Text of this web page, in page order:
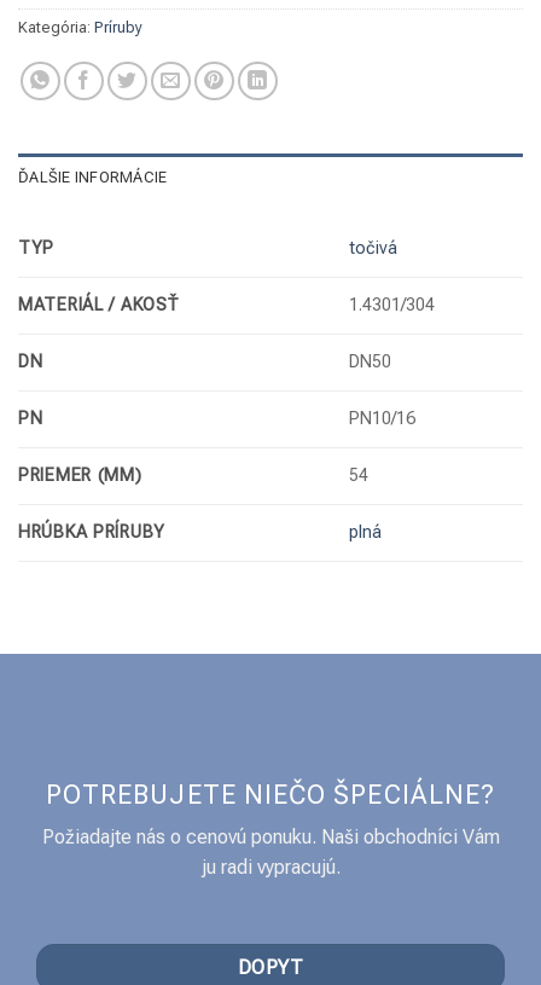
Kategória: Príruby
ĎALŠIE INFORMÁCIE
TYP točivá
MATERIÁL / AKOSŤ 1.4301/304
DN DN50
PN PN10/16
PRIEMER (MM) 54
HRÚBKA PRÍRUBY plná
POTREBUJETE NIEČO ŠPECIÁLNE?
Požiadajte nás o cenovú ponuku. Naši obchodníci Vám
ju radi vypracujú.
DOPYT